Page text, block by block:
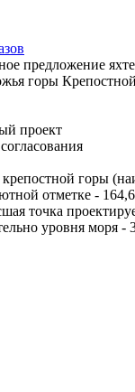
предложение
горы
проект
горы
отметке -
точка
уровня моря -